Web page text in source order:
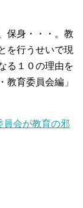
保身・・・。教
を行うせいで現
る１０の理由を
教育委員会編」
員会が教育の邪